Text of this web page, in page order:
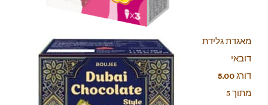
מאגדת גלידת
דובאי
דורג5.00
מתוך 5